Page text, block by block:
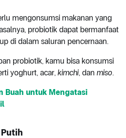
mengonsumsi makanan yang
probiotik dapat bermanfaat
di dalam saluran pencernaan.
probiotik, kamu bisa konsumsi
yoghurt, acar, kimchi, dan miso.
Buah untuk Mengatasi